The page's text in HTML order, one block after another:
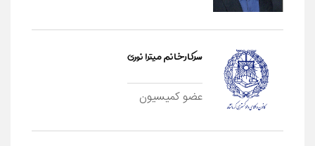
سرکارخانم میترا نوری
عضو کمیسیون